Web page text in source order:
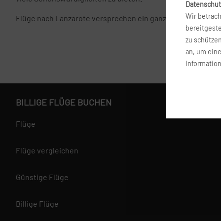
Flüge nach Lanzarote versprechen ein ganz
Wir
zu
an, um
BILLIGE FLÜGE BUCHEN
Flüge
Flüge vergleichen
Günstige Flüge
Billige Flüge